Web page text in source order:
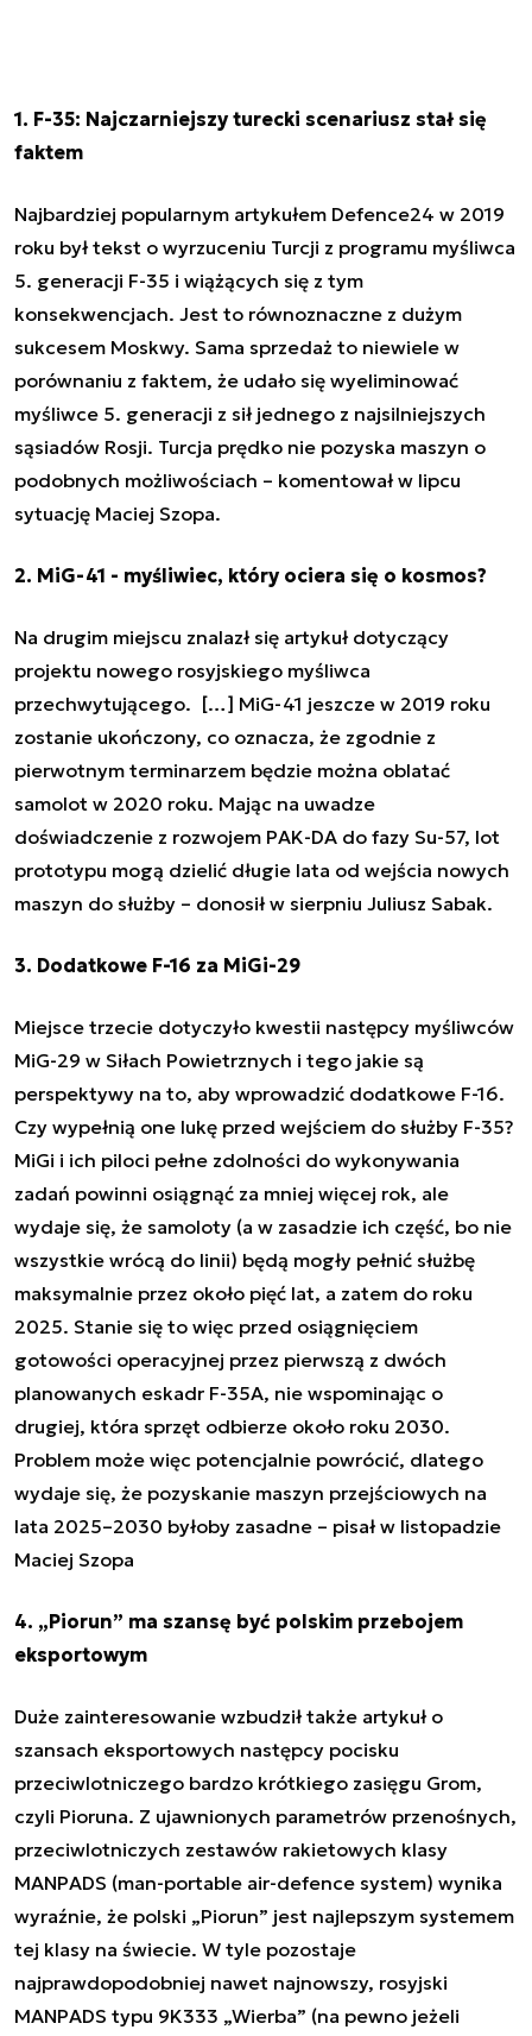
1. F-35: Najczarniejszy turecki scenariusz stał się
faktem
Najbardziej popularnym artykułem Defence24 w 2019
roku był tekst o wyrzuceniu Turcji z programu myśliwca
5. generacji F-35 i wiążących się z tym
konsekwencjach. Jest to równoznaczne z dużym
sukcesem Moskwy. Sama sprzedaż to niewiele w
porównaniu z faktem, że udało się wyeliminować
myśliwce 5. generacji z sił jednego z najsilniejszych
sąsiadów Rosji. Turcja prędko nie pozyska maszyn o
podobnych możliwościach – komentował w lipcu
sytuację Maciej Szopa.
2. MiG-41 - myśliwiec, który ociera się o kosmos?
Na drugim miejscu znalazł się artykuł dotyczący
projektu nowego rosyjskiego myśliwca
przechwytującego. […] MiG-41 jeszcze w 2019 roku
zostanie ukończony, co oznacza, że zgodnie z
pierwotnym terminarzem będzie można oblatać
samolot w 2020 roku. Mając na uwadze
doświadczenie z rozwojem PAK-DA do fazy Su-57, lot
prototypu mogą dzielić długie lata od wejścia nowych
maszyn do służby – donosił w sierpniu Juliusz Sabak.
3. Dodatkowe F-16 za MiGi-29
Miejsce trzecie dotyczyło kwestii następcy myśliwców
MiG-29 w Siłach Powietrznych i tego jakie są
perspektywy na to, aby wprowadzić dodatkowe F-16.
Czy wypełnią one lukę przed wejściem do służby F-35?
MiGi i ich piloci pełne zdolności do wykonywania
zadań powinni osiągnąć za mniej więcej rok, ale
wydaje się, że samoloty (a w zasadzie ich część, bo nie
wszystkie wrócą do linii) będą mogły pełnić służbę
maksymalnie przez około pięć lat, a zatem do roku
2025. Stanie się to więc przed osiągnięciem
gotowości operacyjnej przez pierwszą z dwóch
planowanych eskadr F-35A, nie wspominając o
drugiej, która sprzęt odbierze około roku 2030.
Problem może więc potencjalnie powrócić, dlatego
wydaje się, że pozyskanie maszyn przejściowych na
lata 2025–2030 byłoby zasadne – pisał w listopadzie
Maciej Szopa
4. „Piorun” ma szansę być polskim przebojem
eksportowym
Duże zainteresowanie wzbudził także artykuł o
szansach eksportowych następcy pocisku
przeciwlotniczego bardzo krótkiego zasięgu Grom,
czyli Pioruna. Z ujawnionych parametrów przenośnych,
przeciwlotniczych zestawów rakietowych klasy
MANPADS (man-portable air-defence system) wynika
wyraźnie, że polski „Piorun” jest najlepszym systemem
tej klasy na świecie. W tyle pozostaje
najprawdopodobniej nawet najnowszy, rosyjski
MANPADS typu 9K333 „Wierba” (na pewno jeżeli